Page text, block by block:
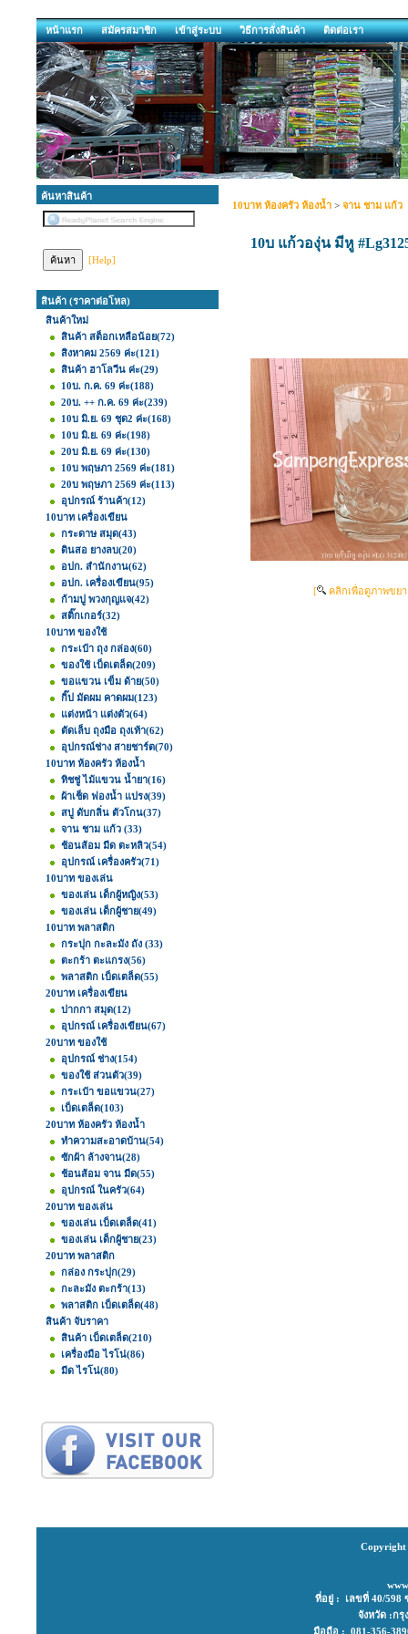
หน้าแรก สมัครสมาชิก เข้าสู่ระบบ วิธีการสั่งสินค้า ติดต่อเรา
ค้นหาสินค้า
[Help]
สินค้า (ราคาต่อโหล)
สินค้าใหม่
สินค้า สต็อกเหลือน้อย(72)
สิงหาคม 2569 ค่ะ(121)
สินค้า ฮาโลวีน ค่ะ(29)
10บ. ก.ค. 69 ค่ะ(188)
20บ. ++ ก.ค. 69 ค่ะ(239)
10บ มิ.ย. 69 ชุด2 ค่ะ(168)
10บ มิ.ย. 69 ค่ะ(198)
20บ มิ.ย. 69 ค่ะ(130)
10บ พฤษภา 2569 ค่ะ(181)
20บ พฤษภา 2569 ค่ะ(113)
อุปกรณ์ ร้านค้า(12)
10บาท เครื่องเขียน
กระดาษ สมุด(43)
ดินสอ ยางลบ(20)
อปก. สำนักงาน(62)
อปก. เครื่องเขียน(95)
ก้ามปู พวงกุญแจ(42)
สติ๊กเกอร์(32)
10บาท ของใช้
กระเป๋า ถุง กล่อง(60)
ของใช้ เบ็ดเตล็ด(209)
ขอแขวน เข็ม ด้าย(50)
กิ๊ป มัดผม คาดผม(123)
แต่งหน้า แต่งตัว(64)
ตัดเล็บ ถุงมือ ถุงเท้า(62)
อุปกรณ์ช่าง สายชาร์ต(70)
10บาท ห้องครัว ห้องน้ำ
ทิชชู่ ไม้แขวน น้ำยา(16)
ผ้าเช็ด ฟองน้ำ แปรง(39)
สบู่ ดับกลิ่น ตัวโกน(37)
จาน ชาม แก้ว (33)
ช้อนส้อม มีด ตะหลิว(54)
อุปกรณ์ เครื่องครัว(71)
10บาท ของเล่น
ของเล่น เด็กผู้หญิง(53)
ของเล่น เด็กผู้ชาย(49)
10บาท พลาสติก
กระปุก กะละมัง ถัง (33)
ตะกร้า ตะแกรง(56)
พลาสติก เบ็ดเตล็ด(55)
20บาท เครื่องเขียน
ปากกา สมุด(12)
อุปกรณ์ เครื่องเขียน(67)
20บาท ของใช้
อุปกรณ์ ช่าง(154)
ของใช้ ส่วนตัว(39)
กระเป๋า ขอแขวน(27)
เบ็ดเตล็ด(103)
20บาท ห้องครัว ห้องน้ำ
ทำความสะอาดบ้าน(54)
ซักผ้า ล้างจาน(28)
ช้อนส้อม จาน มีด(55)
อุปกรณ์ ในครัว(64)
20บาท ของเล่น
ของเล่น เบ็ดเตล็ด(41)
ของเล่น เด็กผู้ชาย(23)
20บาท พลาสติก
กล่อง กระปุก(29)
กะละมัง ตะกร้า(13)
พลาสติก เบ็ดเตล็ด(48)
สินค้า จับราคา
สินค้า เบ็ดเตล็ด(210)
เครื่องมือ ไรโน่(86)
มีด ไรโน่(80)
10บาท ห้องครัว ห้องน้ำ > จาน ชาม แก้ว
10บ แก้วองุ่น มีหู
[ คลิกเพื่อดูภาพขยา
Copyright
ที่อยู่ : เลขที่ 40/598
จังหวัด :ก
มือถือ : 081-356-